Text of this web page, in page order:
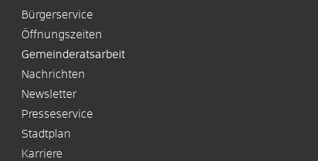
Bürgerservice
Öffnungszeiten
Gemeinderatsarbeit
Nachrichten
Newsletter
Presseservice
Stadtplan
Karriere